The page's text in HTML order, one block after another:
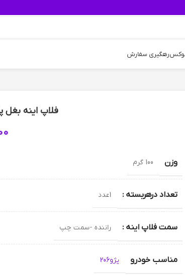
رهگیری سفارش
فلاپ اینه بغل پژو 206 – رنگ سفید
وزن 100 گرم
تعداد درهربسته : 1عدد
سمت فلاپ اینه : راننده -سمت چپ
مناسب خودرو پژو206